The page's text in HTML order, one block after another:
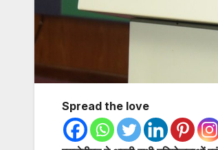
Spread the love